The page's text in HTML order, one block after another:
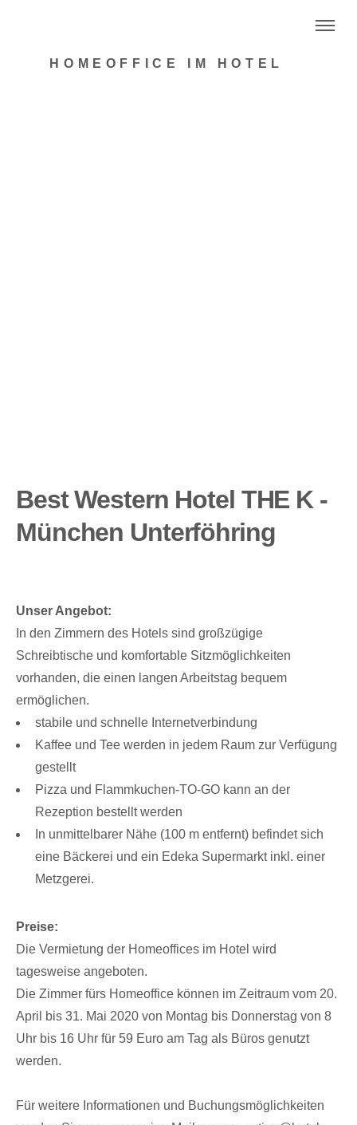
HOMEOFFICE IM HOTEL
Best Western Hotel THE K -
München Unterföhring
Unser Angebot:
In den Zimmern des Hotels sind großzügige
Schreibtische und komfortable Sitzmöglichkeiten
vorhanden, die einen langen Arbeitstag bequem
ermöglichen.
stabile und schnelle Internetverbindung
Kaffee und Tee werden in jedem Raum zur Verfügung
gestellt
Pizza und Flammkuchen-TO-GO kann an der
Rezeption bestellt werden
In unmittelbarer Nähe (100 m entfernt) befindet sich
eine Bäckerei und ein Edeka Supermarkt inkl. einer
Metzgerei.
Preise:
Die Vermietung der Homeoffices im Hotel wird
tagesweise angeboten.
Die Zimmer fürs Homeoffice können im Zeitraum vom 20.
April bis 31. Mai 2020 von Montag bis Donnerstag von 8
Uhr bis 16 Uhr für 59 Euro am Tag als Büros genutzt
werden.
Für weitere Informationen und Buchungsmöglichkeiten